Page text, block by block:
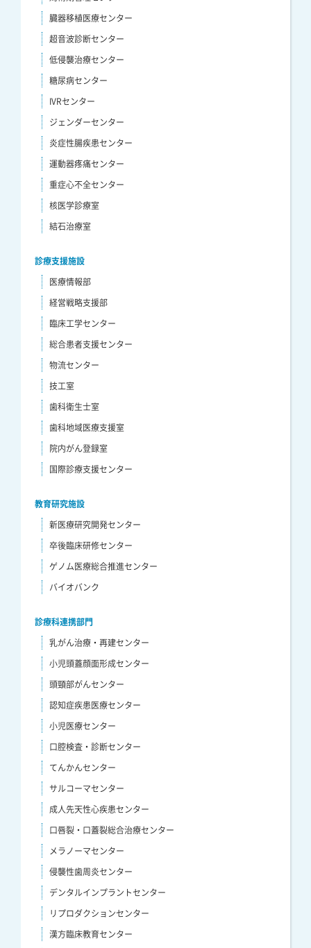
臓器移植医療センター
超音波診断センター
低侵襲治療センター
糖尿病センター
IVRセンター
ジェンダーセンター
炎症性腸疾患センター
運動器疼痛センター
重症心不全センター
核医学診療室
結石治療室
診療支援施設
医療情報部
経営戦略支援部
臨床工学センター
総合患者支援センター
物流センター
技工室
歯科衛生士室
歯科地域医療支援室
院内がん登録室
国際診療支援センター
教育研究施設
新医療研究開発センター
卒後臨床研修センター
ゲノム医療総合推進センター
バイオバンク
診療科連携部門
乳がん治療・再建センター
小児頭蓋顔面形成センター
頭頸部がんセンター
認知症疾患医療センター
小児医療センター
口腔検査・診断センター
てんかんセンター
サルコーマセンター
成人先天性心疾患センター
口唇裂・口蓋裂総合治療センター
メラノーマセンター
侵襲性歯周炎センター
デンタルインプラントセンター
リプロダクションセンター
漢方臨床教育センター